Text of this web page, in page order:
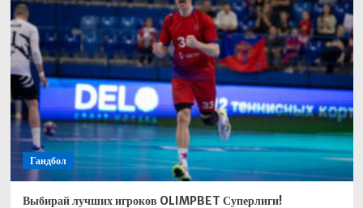
Гандбол
Выбирай лучших игроков OLIMPBET Суперлиги!